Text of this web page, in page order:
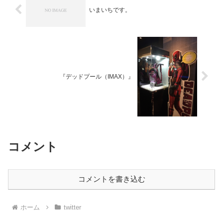
いまいちです。
『デッドプール（IMAX）』
コメント
コメントを書き込む
ホーム twitter